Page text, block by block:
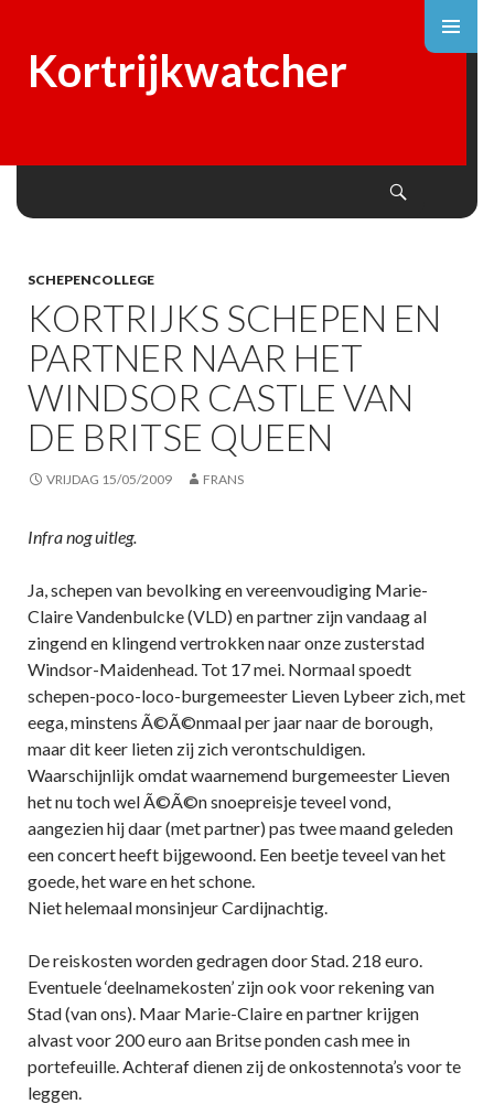
Kortrijkwatcher
SCHEPENCOLLEGE
KORTRIJKS SCHEPEN EN
PARTNER NAAR HET
WINDSOR CASTLE VAN
DE BRITSE QUEEN
VRIJDAG 15/05/2009 FRANS
Infra nog uitleg.
Ja, schepen van bevolking en vereenvoudiging Marie-
Claire Vandenbulcke (VLD) en partner zijn vandaag al
zingend en klingend vertrokken naar onze zusterstad
Windsor-Maidenhead. Tot 17 mei. Normaal spoedt
schepen-poco-loco-burgemeester Lieven Lybeer zich, met
eega, minstens Ã©Ã©nmaal per jaar naar de borough,
maar dit keer lieten zij zich verontschuldigen.
Waarschijnlijk omdat waarnemend burgemeester Lieven
het nu toch wel Ã©Ã©n snoepreisje teveel vond,
aangezien hij daar (met partner) pas twee maand geleden
een concert heeft bijgewoond. Een beetje teveel van het
goede, het ware en het schone.
Niet helemaal monsinjeur Cardijnachtig.
De reiskosten worden gedragen door Stad. 218 euro.
Eventuele ‘deelnamekosten’ zijn ook voor rekening van
Stad (van ons). Maar Marie-Claire en partner krijgen
alvast voor 200 euro aan Britse ponden cash mee in
portefeuille. Achteraf dienen zij de onkostennota’s voor te
leggen.